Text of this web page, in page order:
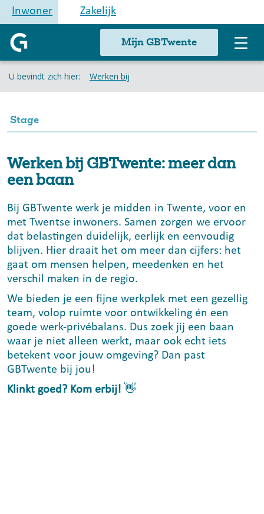
Inwoner Zakelijk
Mijn GBTwente
U bevindt zich hier: Werken bij
Stage
Werken bij GBTwente: meer dan
een baan
Bij GBTwente werk je midden in Twente, voor en
met Twentse inwoners. Samen zorgen we ervoor
dat belastingen duidelijk, eerlijk en eenvoudig
blijven. Hier draait het om meer dan cijfers: het
gaat om mensen helpen, meedenken en het
verschil maken in de regio.
We bieden je een fijne werkplek met een gezellig
team, volop ruimte voor ontwikkeling én een
goede werk-privébalans. Dus zoek jij een baan
waar je niet alleen werkt, maar ook echt iets
betekent voor jouw omgeving? Dan past
GBTwente bij jou!
Klinkt goed? Kom erbij! 👋